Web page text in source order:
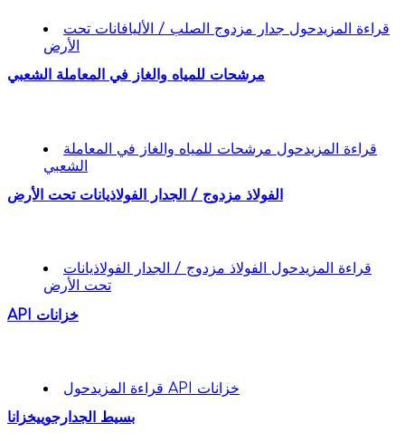
قراءة المزيدحول جدار مزدوج الصلب / الأليافانات تحت
الأرض
مرشحات للمياه والغاز في المعاملة الشعبي
قراءة المزيدحول مرشحات للمياه والغاز في المعاملة
الشعبي
الفولاذ مزدوج / الجدار الفولاذيانات تحت الأرض
قراءة المزيدحول الفولاذ مزدوج / الجدار الفولاذيانات
تحت الأرض
API خزانات
قراءة المزيد
حول API خزانات
بسيط الجدارجوييخزانا